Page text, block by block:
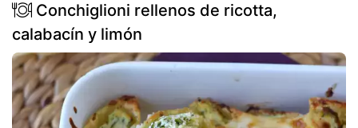
Conchiglioni rellenos de ricotta,
calabacín y limón